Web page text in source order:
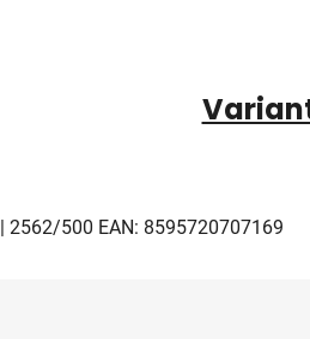
| 2562/500 EAN: 8595720707169